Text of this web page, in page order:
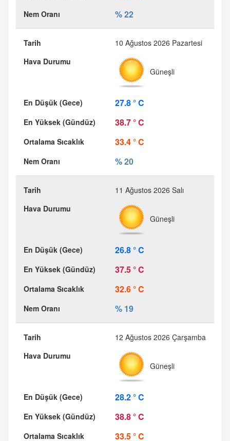
% 22
10 Ağustos 2026 Pazartesi
Güneşli
27.8 ° C
38.7 ° C
33.4 ° C
% 20
11 Ağustos 2026 Salı
Güneşli
26.8 ° C
37.5 ° C
32.6 ° C
% 19
12 Ağustos 2026 Çarşamba
Güneşli
28.2 ° C
38.8 ° C
33.5 ° C